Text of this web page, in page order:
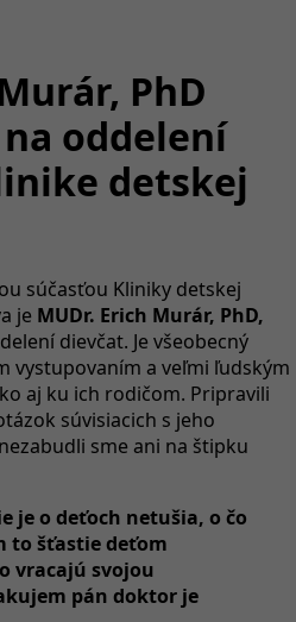
PhD
oddelení
detskej
súčasťou Kliniky detskej
je MUDr. Erich Murár, PhD,
dievčat. Je všeobecný
vystupovaním a veľmi ľudským
aj ku ich rodičom. Pripravili
súvisiacich s jeho
sme ani na štipku
je o deťoch netušia, o čo
to šťastie deťom
vracajú svojou
pán doktor je